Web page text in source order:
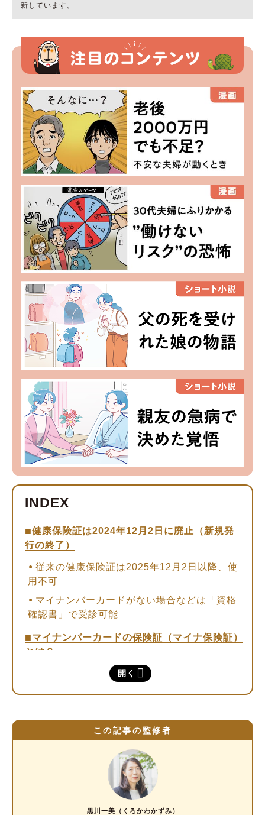
新しています。
開く
健康保険証は2024年12月2日に廃止（新規発
行の終了）
従来の健康保険証は2025年12月2日以降、使
用不可
マイナンバーカードがない場合などは「資格
確認書」で受診可能
マイナンバーカードの保険証（マイナ保険証）
とは？
そもそもマイナンバーカードとは？
社会保険の場合でもマイナ保険証への切り替え
社会保険の場合、マイナンバーカードと保険証
を紐付けたらどうなる？
マイナンバーカードと保険証を紐付けても保
険料や保障内容は変わらない
退職や転職をした時はマイナンバーカードの保
この記事の監修者
黒川一美（くろかわかずみ）